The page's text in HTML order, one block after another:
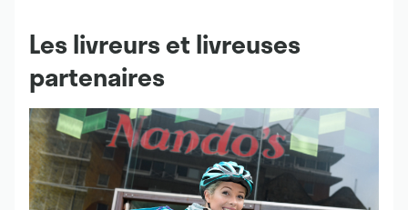
Les livreurs et livreuses
partenaires